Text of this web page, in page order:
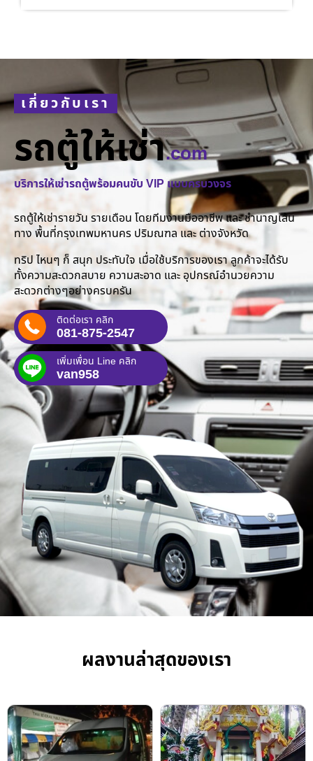
เกี่ยวกับเรา
รถตู้ให้เช่า.com
บริการให้เช่ารถตู้พร้อมคนขับ VIP แบบครบวงจร
รถตู้ให้เช่ารายวัน รายเดือน โดยทีมงานมืออาชีพ และ ชำนาญเส้น
ทาง พื้นที่กรุงเทพมหานคร ปริมณฑล และ ต่างจังหวัด
ทริป ไหนๆ ก็ สนุก ประทับใจ เมื่อใช้บริการของเรา ลูกค้าจะได้รับ
ทั้งความสะดวกสบาย ความสะอาด และ อุปกรณ์อำนวยความ
สะดวกต่างๆอย่างครบครัน
ติดต่อเรา คลิก
081-875-2547
เพิ่มเพื่อน Line คลิก
van958
ผลงานล่าสุดของเรา